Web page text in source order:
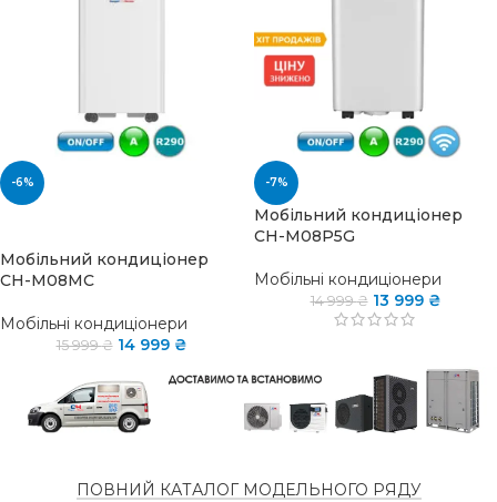
-6%
Мобільний кондиціонер
CH-M08MC
Мобільні кондиціонери
15 999₴ 14 999 ₴
-7%
Мобільний кондиціонер
CH-M08P5G
Мобільні кондиціонери
14 999₴ 13 999 ₴
ПОВНИЙ КАТАЛОГ МОДЕЛЬНОГО РЯДУ